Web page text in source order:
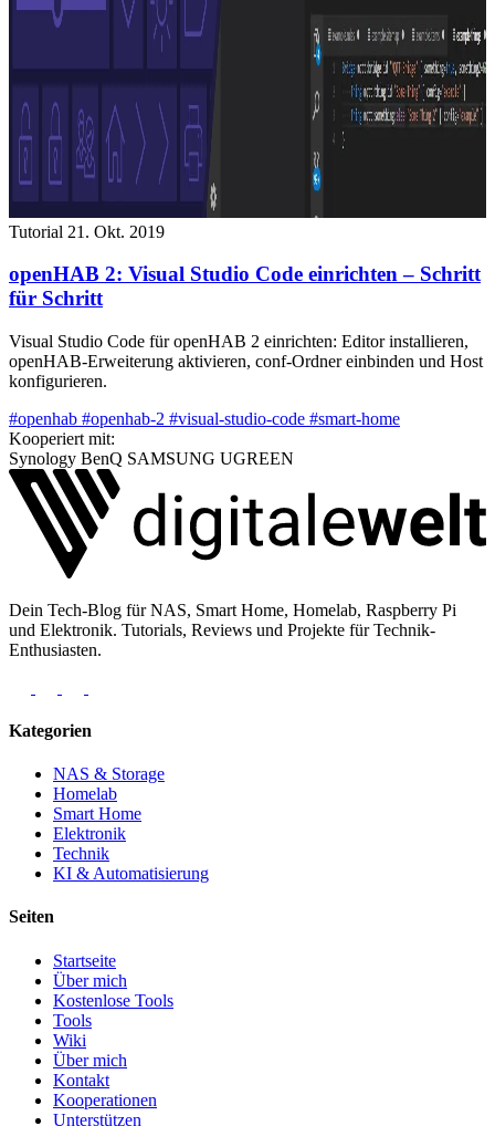
Tutorial 21. Okt. 2019
openHAB 2: Visual Studio Code einrichten – Schritt
für Schritt
Visual Studio Code für openHAB 2 einrichten: Editor installieren,
openHAB-Erweiterung aktivieren, conf-Ordner einbinden und Host
konfigurieren.
#openhab #openhab-2 #visual-studio-code #smart-home
Kooperiert mit:
Synology BenQ SAMSUNG UGREEN
Dein Tech-Blog für NAS, Smart Home, Homelab, Raspberry Pi
und Elektronik. Tutorials, Reviews und Projekte für Technik-
Enthusiasten.
Kategorien
NAS & Storage
Homelab
Smart Home
Elektronik
Technik
KI & Automatisierung
Seiten
Startseite
Über mich
Kostenlose Tools
Tools
Wiki
Über mich
Kontakt
Kooperationen
Unterstützen